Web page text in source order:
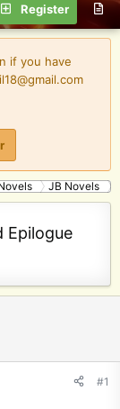
Register
if you have
JB Novels
Epilogue
#1